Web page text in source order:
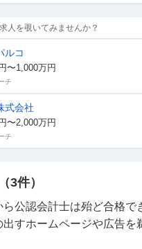
して公務員を目指したいと
入が高くて簿記の知識を一
すが…独立などは特に今の
人を覗いてみませんか？
ルコ
〜1,000万円
チ
式会社
〜2,000万円
チ
3件）
ら公認会計士は殆ど合格で
出すホームページや広告を